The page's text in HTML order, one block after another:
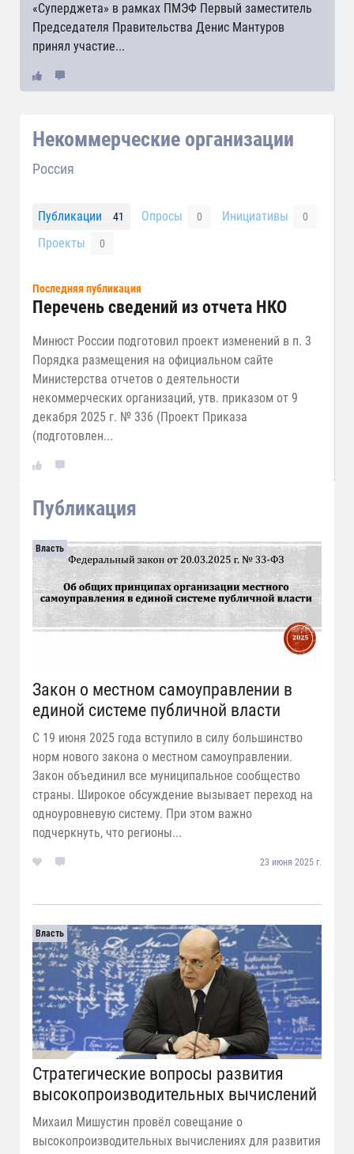
«Суперджета» в рамках ПМЭФ Первый заместитель
Председателя Правительства Денис Мантуров
принял участие...
Некоммерческие организации
Россия
Публикации 41 Опросы 0 Инициативы 0
Проекты 0
Последняя публикация
Перечень сведений из отчета НКО
Минюст России подготовил проект изменений в п. 3
Порядка размещения на официальном сайте
Министерства отчетов о деятельности
некоммерческих организаций, утв. приказом от 9
декабря 2025 г. № 336 (Проект Приказа
(подготовлен...
Публикация
Власть
Закон о местном самоуправлении в
единой системе публичной власти
С 19 июня 2025 года вступило в силу большинство
норм нового закона о местном самоуправлении.
Закон объединил все муниципальное сообщество
страны. Широкое обсуждение вызывает переход на
одноуровневую систему. При этом важно
подчеркнуть, что регионы...
23 июня 2025 г.
Власть
Стратегические вопросы развития
высокопроизводительных вычислений
Михаил Мишустин провёл совещание о
высокопроизводительных вычислениях для развития